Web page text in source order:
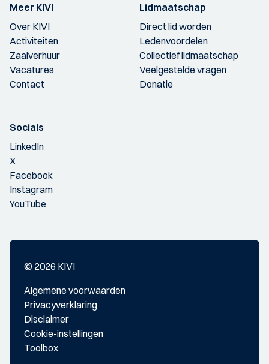
Meer KIVI
Over KIVI
Activiteiten
Zaalverhuur
Vacatures
Contact
Lidmaatschap
Direct lid worden
Ledenvoordelen
Collectief lidmaatschap
Veelgestelde vragen
Donatie
Socials
LinkedIn
X
Facebook
Instagram
YouTube
© 2026 KIVI
Algemene voorwaarden
Privacyverklaring
Disclaimer
Cookie-instellingen
Toolbox